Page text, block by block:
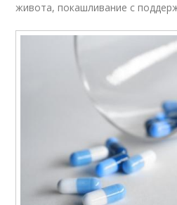
живота, покашливание с